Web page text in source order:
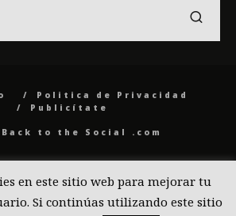
Politica de Privacidad
Publicítate
Back to the Social .com
en este sitio web para mejorar tu
Si continúas utilizando este sitio